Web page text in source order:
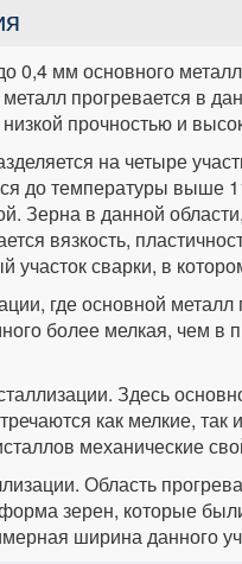
0,4 мм основного
прогревается в
прочностью и
на четыре
до температуры выше
Зерна в данной
вязкость,
сварки, в
где основной
более мелкая, чем
Здесь
как мелкие, так
механические
Область
форма зерен, которые
ширина данного